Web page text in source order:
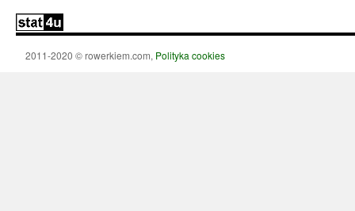
2011-2020 © rowerkiem.com, Polityka cookies